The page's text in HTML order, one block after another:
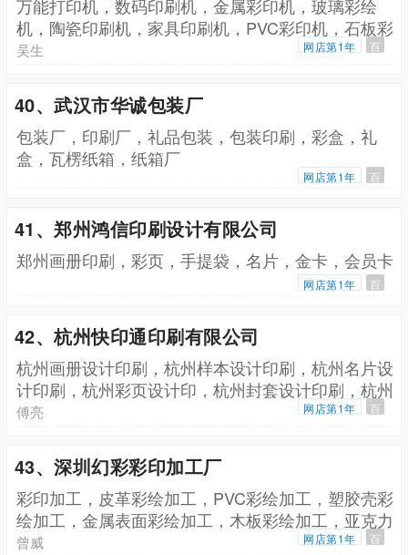
万能打印机，数码印刷机，金属彩印机，玻璃彩绘
机，陶瓷印刷机，家具印刷机，PVC彩印机，石板彩
色机，塑料印刷机，丝印机，转印机，皮革印花机
吴生 网店第1年 百
40、武汉市华诚包装厂
包装厂，印刷厂，礼品包装，包装印刷，彩盒，礼
盒，瓦楞纸箱，纸箱厂
网店第1年 百
41、郑州鸿信印刷设计有限公司
郑州画册印刷，彩页，手提袋，名片，金卡，会员卡
网店第1年 百
42、杭州快印通印刷有限公司
杭州画册设计印刷，杭州样本设计印刷，杭州名片设
计印刷，杭州彩页设计印，杭州封套设计印刷，杭州
信封信纸印刷，杭州联单收据印刷，杭州PVC会员卡
刷
傅亮 网店第1年 百
43、深圳幻彩彩印加工厂
彩印加工，皮革彩绘加工，PVC彩绘加工，塑胶壳彩
绘加工，金属表面彩绘加工，木板彩绘加工，亚克力
彩绘加工，玻璃彩绘加工，礼品盒彩绘加工
曾威 网店第1年 百